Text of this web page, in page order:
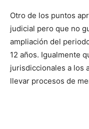
Otro de los puntos
judicial pero que no
ampliación del
12 años. Igualmente
jurisdiccionales a los
llevar procesos de